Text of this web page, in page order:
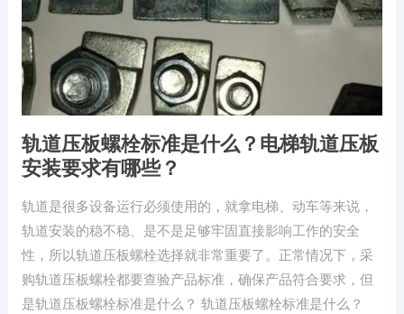
轨道压板螺栓标准是什么？电梯轨道压板
安装要求有哪些？
轨道是很多设备运行必须使用的，就拿电梯、动车等来说，
轨道安装的稳不稳、是不是足够牢固直接影响工作的安全
性，所以轨道压板螺栓选择就非常重要了。正常情况下，采
购轨道压板螺栓都要查验产品标准，确保产品符合要求，但
是轨道压板螺栓标准是什么？ 轨道压板螺栓标准是什么？